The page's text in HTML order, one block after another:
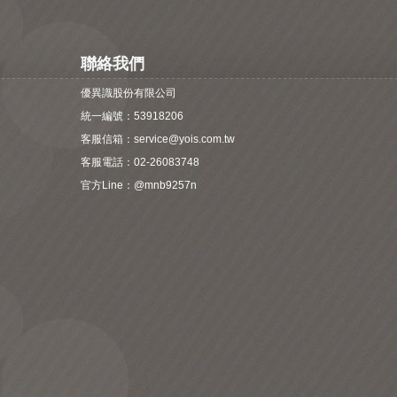
聯絡我們
優異識股份有限公司
統一編號：53918206
客服信箱： service@yois.com.tw
客服電話：02-26083748
官方Line： @mnb9257n